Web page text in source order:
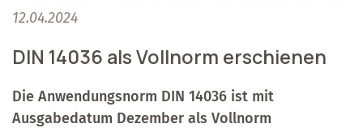
12.04.2024
DIN 14036 als Vollnorm erschienen
Die Anwendungsnorm DIN 14036 ist mit
Ausgabedatum Dezember als Vollnorm